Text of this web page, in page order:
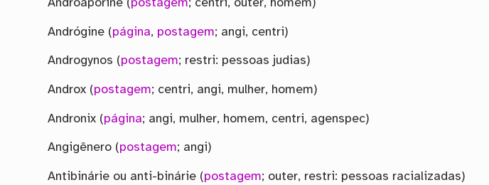
Androaporine (postagem; centri, outer, homem)
Andrógine (página, postagem; angi, centri)
Androgynos (postagem; restri: pessoas judias)
Androx (postagem; centri, angi, mulher, homem)
Andronix (página; angi, mulher, homem, centri, agenspec)
Angigênero (postagem; angi)
Antibinárie ou anti-binárie (postagem; outer, restri: pessoas racializadas)